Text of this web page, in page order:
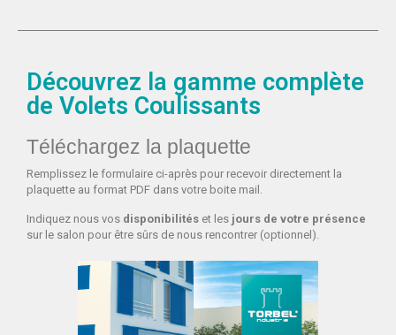
Découvrez la gamme complète
de Volets Coulissants
Téléchargez la plaquette
Remplissez le formulaire ci-après pour recevoir directement la
plaquette au format PDF dans votre boite mail.
Indiquez nous vos disponibilités et les jours de votre présence
sur le salon pour être sûrs de nous rencontrer (optionnel).